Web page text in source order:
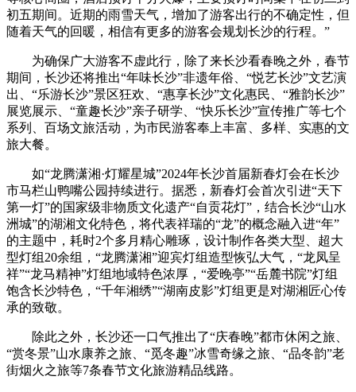
初五期间。近期的雨雪天气，增加了游客出行的不确定性，但
随着天气的回暖，相信有更多的游客会规划长沙的行程。”
为确保广大游客不虚此行，除了来长沙看春晚之外，春节
期间，长沙还将推出“年味长沙”非遗年俗、“悦艺长沙”文艺演
出、“乐游长沙”景区狂欢、“惠享长沙”文化惠民、“雅韵长沙”
展览展示、“童趣长沙”亲子研学、“快乐长沙”宣传推广等七个
系列、百场文旅活动，为市民游客奉上丰富、多样、实惠的文
旅大餐。
如“龙腾潇湘·灯耀星城”2024年长沙首届新春灯会在长沙
市马栏山鸭嘴公园持续进行。据悉，新春灯会首次引进“天下
第一灯”的国家级非物质文化遗产“自贡花灯”，结合长沙“山水
洲城”的湖湘文化特色，将代表祥瑞的“龙”的概念融入进“年”
的主题中，耗时2个多月精心雕琢，设计制作各类大型、超大
型灯组20余组，“龙腾潇湘”迎宾灯组造型恢弘大气，“龙凤呈
祥”“龙马精神”灯组地域特色浓厚，“爱晚亭”“岳麓书院”灯组
饱含长沙特色，“千年湘绣”“湖南皮影”灯组更是对湖湘匠心传
承的致敬。
除此之外，长沙还一口气推出了“庆春晚”都市休闲之旅、
“赏冬景”山水康养之旅、“觅冬趣”冰雪奇缘之旅、“品冬韵”老
街烟火之旅等7条春节文化旅游精品线路。